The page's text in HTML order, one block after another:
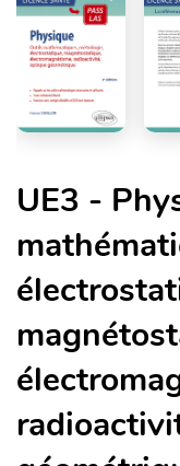
UE3 -